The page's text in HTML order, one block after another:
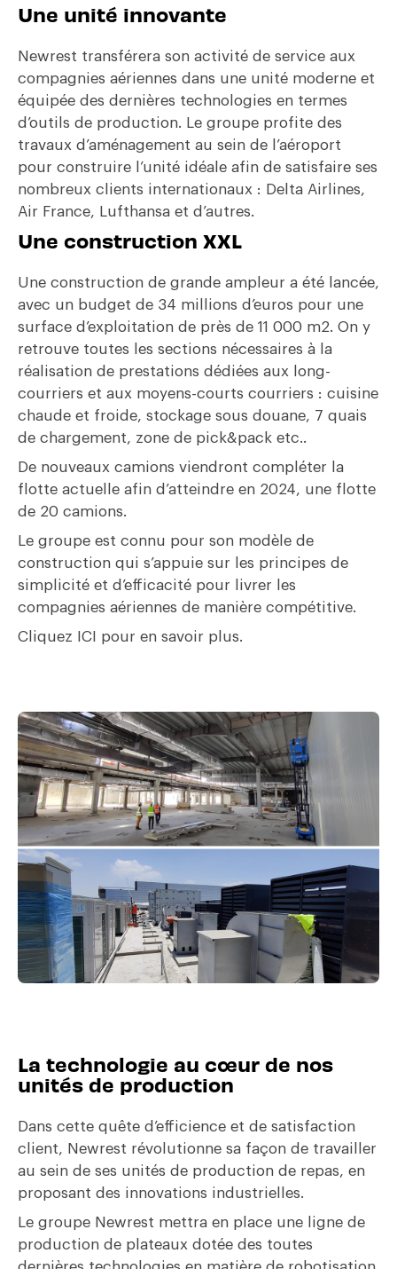
Une unité innovante
Newrest transférera son activité de service aux
compagnies aériennes dans une unité moderne et
équipée des dernières technologies en termes
d’outils de production. Le groupe profite des
travaux d’aménagement au sein de l’aéroport
pour construire l’unité idéale afin de satisfaire ses
nombreux clients internationaux : Delta Airlines,
Air France, Lufthansa et d’autres.
Une construction XXL
Une construction de grande ampleur a été lancée,
avec un budget de 34 millions d’euros pour une
surface d’exploitation de près de 11 000 m2. On y
retrouve toutes les sections nécessaires à la
réalisation de prestations dédiées aux long-
courriers et aux moyens-courts courriers : cuisine
chaude et froide, stockage sous douane, 7 quais
de chargement, zone de pick&pack etc..
De nouveaux camions viendront compléter la
flotte actuelle afin d’atteindre en 2024, une flotte
de 20 camions.
Le groupe est connu pour son modèle de
construction qui s’appuie sur les principes de
simplicité et d’efficacité pour livrer les
compagnies aériennes de manière compétitive.
Cliquez
ICI pour en savoir plus.
La technologie au cœur de nos
unités de production
Dans cette quête d’efficience et de satisfaction
client, Newrest révolutionne sa façon de travailler
au sein de ses unités de production de repas, en
proposant des innovations industrielles.
Le groupe Newrest mettra en place une ligne de
production de plateaux dotée des toutes